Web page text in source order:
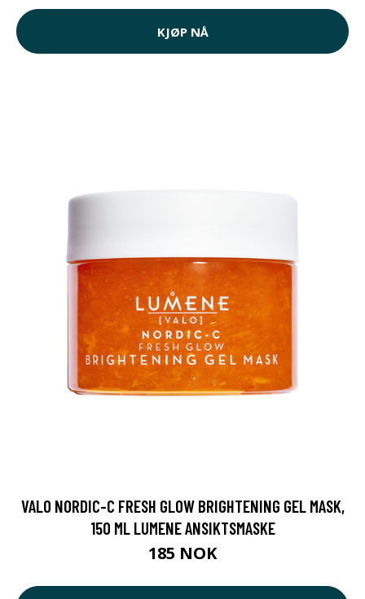
KJØP NÅ
VALO NORDIC-C FRESH GLOW BRIGHTENING GEL MASK,
150 ML LUMENE ANSIKTSMASKE
185 NOK